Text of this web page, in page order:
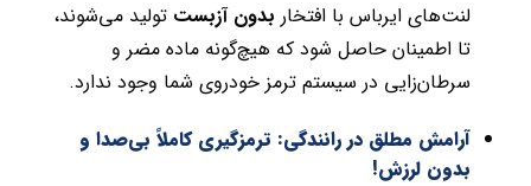
لنت‌های ایرباس با افتخاربدون آزبستتولید می‌شوند،
تا اطمینان حاصل شود که هیچ‌گونه ماده مضر و
سرطان‌زایی در سیستم ترمز خودروی شما وجود ندارد.
آرامش مطلق در رانندگی: ترمزگیری کاملاً بی‌صدا و
بدون لرزش!